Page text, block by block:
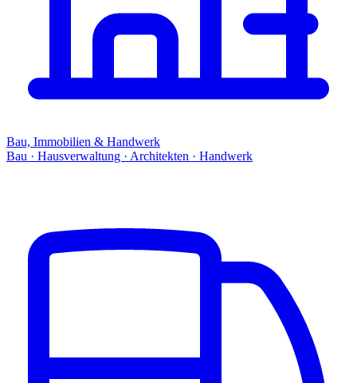
Bau, Immobilien & Handwerk
Bau · Hausverwaltung · Architekten · Handwerk